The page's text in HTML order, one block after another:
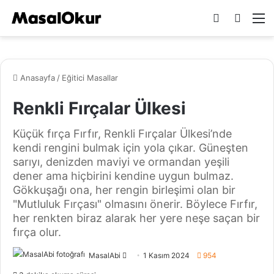
Arama
yap
Dış
görünümü
Anasayfa / Eğitici Masallar
Renkli Fırçalar Ülkesi
Küçük fırça Fırfır, Renkli Fırçalar Ülkesi’nde
kendi rengini bulmak için yola çıkar. Güneşten
sarıyı, denizden maviyi ve ormandan yeşili
dener ama hiçbirini kendine uygun bulmaz.
Gökkuşağı ona, her rengin birleşimi olan bir
"Mutluluk Fırçası" olmasını önerir. Böylece Fırfır,
her renkten biraz alarak her yere neşe saçan bir
fırça olur.
MasalAbi 1 Kasım 2024 954